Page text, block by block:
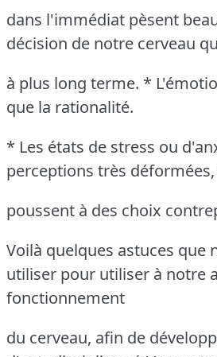
dans l'immédiat pèsent
décision de notre cerveau
à plus long terme. *
que la rationalité.
* Les états de stress ou
perceptions très
poussent à des choix
Voilà quelques astuces que
utiliser pour utiliser à notre
fonctionnement
du cerveau, afin de